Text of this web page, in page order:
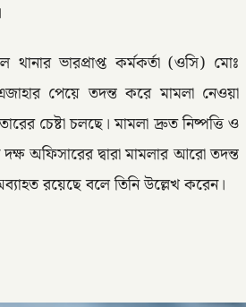
থানার ভারপ্রাপ্ত কর্মকর্তা (ওসি) মোঃ
পেয়ে তদন্ত করে মামলা নেওয়া
চেষ্টা চলছে। মামলা দ্রুত নিষ্পত্তি ও
অফিসারের দ্বারা মামলার আরো তদন্ত
রয়েছে বলে তিনি উল্লেখ করেন।